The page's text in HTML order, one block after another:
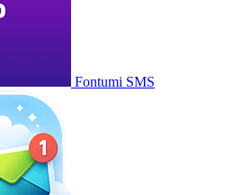
Fontumi SMS